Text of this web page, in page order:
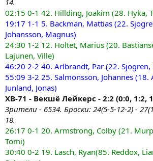
02:15 0-1 42. Hillding, Joakim (28. Hyka,
19:17 1-1 5. Backman, Mattias (22.
Johansson, Magnus)
24:30 1-2 12. Holtet, Marius (20.
Lajunen, Ville)
46:20 2-2 40. Arlbrandt, Par (22. Sjogren,
55:09 3-2 25. Salmonsson, Johannes (18.
Junland, Jonas)
ХВ-71 - Векшё Лейкерс - 2:2 (0:0, 1:2,
Зрители - 6534. Броски: 24(5-5-12-2) -
18.
26:17 0-1 20. Armstrong, Colby (21.
Tomi)
30:40 0-2 19. Lasch, Ryan(85. Reddox,